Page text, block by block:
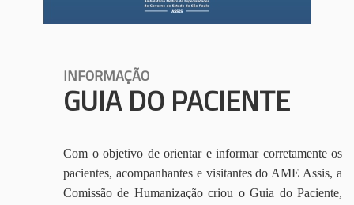
INFORMAÇÃO
GUIA DO PACIENTE
Com o objetivo de orientar e informar corretamente os
pacientes, acompanhantes e visitantes do AME Assis, a
Comissão de Humanização criou o Guia do Paciente,